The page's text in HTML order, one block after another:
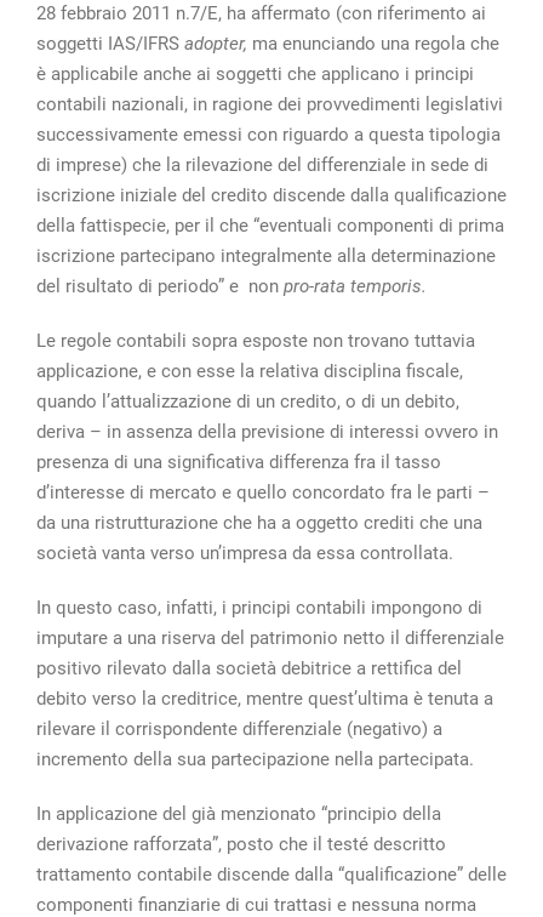
28 febbraio 2011 n.7/E, ha affermato (con riferimento ai
soggetti IAS/IFRS adopter, ma enunciando una regola che
è applicabile anche ai soggetti che applicano i principi
contabili nazionali, in ragione dei provvedimenti legislativi
successivamente emessi con riguardo a questa tipologia
di imprese) che la rilevazione del differenziale in sede di
iscrizione iniziale del credito discende dalla qualificazione
della fattispecie, per il che “eventuali componenti di prima
iscrizione partecipano integralmente alla determinazione
del risultato di periodo” e non pro-rata temporis.
Le regole contabili sopra esposte non trovano tuttavia
applicazione, e con esse la relativa disciplina fiscale,
quando l’attualizzazione di un credito, o di un debito,
deriva – in assenza della previsione di interessi ovvero in
presenza di una significativa differenza fra il tasso
d’interesse di mercato e quello concordato fra le parti –
da una ristrutturazione che ha a oggetto crediti che una
società vanta verso un’impresa da essa controllata.
In questo caso, infatti, i principi contabili impongono di
imputare a una riserva del patrimonio netto il differenziale
positivo rilevato dalla società debitrice a rettifica del
debito verso la creditrice, mentre quest’ultima è tenuta a
rilevare il corrispondente differenziale (negativo) a
incremento della sua partecipazione nella partecipata.
In applicazione del già menzionato “principio della
derivazione rafforzata”, posto che il testé descritto
trattamento contabile discende dalla “qualificazione” delle
componenti finanziarie di cui trattasi e nessuna norma